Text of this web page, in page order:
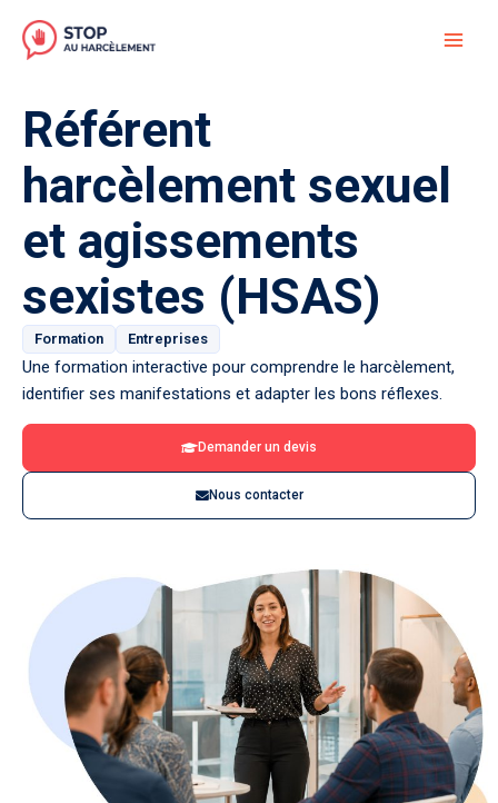
contenu
Référent
harcèlement sexuel
et agissements
sexistes (HSAS)
Formation Entreprises
Une formation interactive pour comprendre le harcèlement,
identifier ses manifestations et adapter les bons réflexes.
Demander un devis
Nous contacter